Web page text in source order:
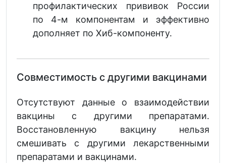
профилактических прививок России
по 4-м компонентам и эффективно
дополняет по Хиб-компоненту.
Совместимость с другими вакцинами
Отсутствуют данные о взаимодействии
вакцины с другими препаратами.
Восстановленную вакцину нельзя
смешивать с другими лекарственными
препаратами и вакцинами.